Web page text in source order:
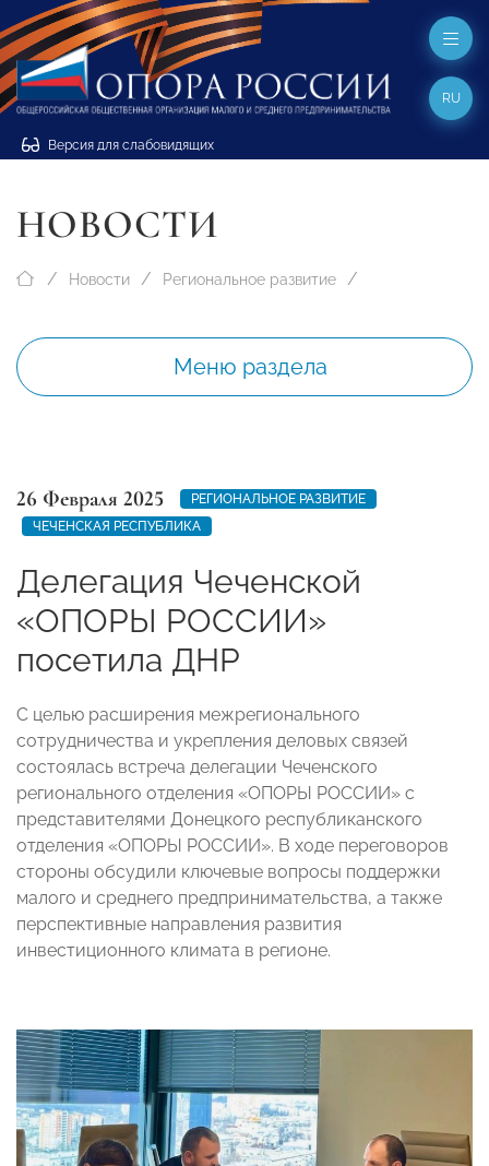
Версия для слабовидящих
RU
НОВОСТИ
Новости Региональное развитие
Меню раздела
26 Февраля 2025
РЕГИОНАЛЬНОЕ РАЗВИТИЕ
ЧЕЧЕНСКАЯ РЕСПУБЛИКА
Делегация Чеченской
«ОПОРЫ РОССИИ»
посетила ДНР
С целью расширения межрегионального
сотрудничества и укрепления деловых связей
состоялась встреча делегации Чеченского
регионального отделения «ОПОРЫ РОССИИ» с
представителями Донецкого республиканского
отделения «ОПОРЫ РОССИИ». В ходе переговоров
стороны обсудили ключевые вопросы поддержки
малого и среднего предпринимательства, а также
перспективные направления развития
инвестиционного климата в регионе.